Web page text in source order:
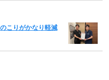
こりがかなり軽減